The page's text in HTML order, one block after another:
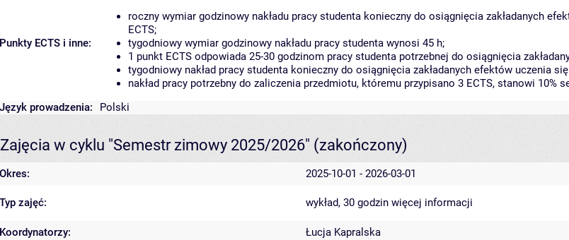
Punkty ECTS i inne:
roczny wymiar godzinowy nakładu pracy studenta konieczny do osiągnięcia zakładanych
ECTS;
tygodniowy wymiar godzinowy nakładu pracy studenta wynosi 45 h;
1 punkt ECTS odpowiada 25-30 godzinom pracy studenta potrzebnej do osiągnięcia
tygodniowy nakład pracy studenta konieczny do osiągnięcia zakładanych efektów uczenia
nakład pracy potrzebny do zaliczenia przedmiotu, któremu przypisano 3 ECTS, stanowi 10%
Język prowadzenia:
Polski
Zajęcia w cyklu "Semestr zimowy 2025/2026" (zakończony)
Okres: 2025-10-01 - 2026-03-01
Typ zajęć: wykład, 30 godzin więcej informacji
Koordynatorzy:
Łucja Kapralska